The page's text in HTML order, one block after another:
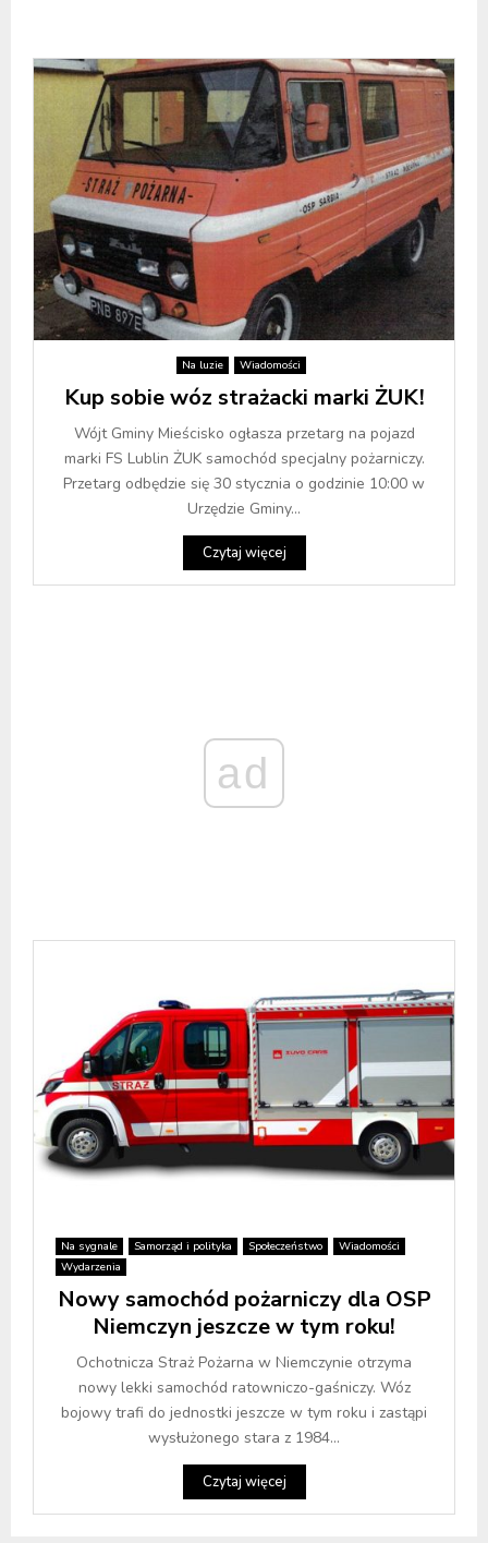
Na luzie Wiadomości
Kup sobie wóz strażacki marki ŻUK!
Wójt Gminy Mieścisko ogłasza przetarg na pojazd
marki FS Lublin ŻUK samochód specjalny pożarniczy.
Przetarg odbędzie się 30 stycznia o godzinie 10:00 w
Urzędzie Gminy...
Czytaj więcej
ad
Na sygnale Samorząd i polityka Społeczeństwo
Wiadomości
Wydarzenia
Nowy samochód pożarniczy dla OSP
Niemczyn jeszcze w tym roku!
Ochotnicza Straż Pożarna w Niemczynie otrzyma
nowy lekki samochód ratowniczo-gaśniczy. Wóz
bojowy trafi do jednostki jeszcze w tym roku i zastąpi
wysłużonego stara z 1984...
Czytaj więcej